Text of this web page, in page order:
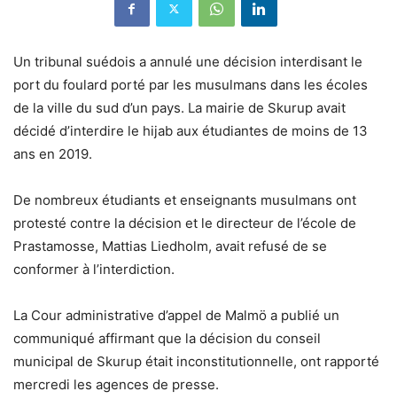
Un tribunal suédois a annulé une décision interdisant le
port du foulard porté par les musulmans dans les écoles
de la ville du sud d’un pays. La mairie de Skurup avait
décidé d’interdire le hijab aux étudiantes de moins de 13
ans en 2019.
De nombreux étudiants et enseignants musulmans ont
protesté contre la décision et le directeur de l’école de
Prastamosse, Mattias Liedholm, avait refusé de se
conformer à l’interdiction.
La Cour administrative d’appel de Malmö a publié un
communiqué affirmant que la décision du conseil
municipal de Skurup était inconstitutionnelle, ont rapporté
mercredi les agences de presse.